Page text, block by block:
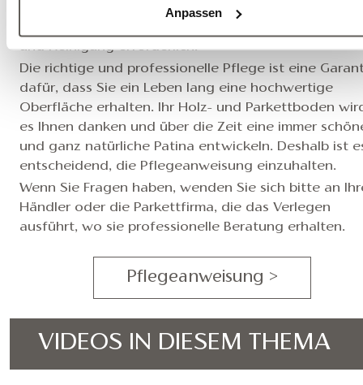
Anpassen
und damit Sie über viele Jahre Freude an ihm haben,
und Reinigung erforderlich.
Die richtige und professionelle Pflege ist eine
dafür, dass Sie ein Leben lang eine hochwertige
Oberfläche erhalten. Ihr Holz- und Parkettboden
es Ihnen danken und über die Zeit eine immer
und ganz natürliche Patina entwickeln. Deshalb ist
entscheidend, die Pflegeanweisung einzuhalten.
Wenn Sie Fragen haben, wenden Sie sich bitte an
Händler oder die Parkettfirma, die das Verlegen
ausführt, wo sie professionelle Beratung erhalten.
Pflegeanweisung >
VIDEOS IN DIESEM THEMA